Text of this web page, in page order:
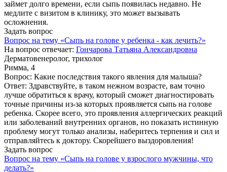
займет долго времени, если сыпь появилась недавно. Не
медлите с визитом в клинику, это может вызывать
осложнения.
Задать вопрос
Вопрос на тему «Сыпь на голове у ребенка - как лечить?»
На вопрос отвечает: Гончарова Татьяна Александровна
Дерматовенеролог, трихолог
Римма, 4
Вопрос: Какие последствия такого явления для малыша?
Ответ: Здравствуйте, в таком нежном возрасте, вам точно
лучше обратиться к врачу, который сможет диагностировать
точные причины из-за которых проявляется сыпь на голове
ребенка. Скорее всего, это проявления аллергических реакций
или заболеваний внутренних органов, но показать истинную
проблему могут только анализы, наберитесь терпения и сил и
отправляйтесь к доктору. Скорейшего выздоровления!
Задать вопрос
Вопрос на тему «Сыпь на голове у взрослого мужчины, что
делать?»